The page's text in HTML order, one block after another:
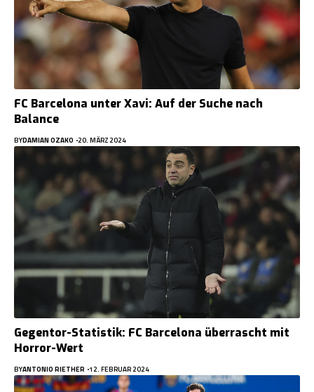
FC Barcelona unter Xavi: Auf der Suche nach
Balance
BYDAMIAN OZAKO 20. MÄRZ 2024
Gegentor-Statistik: FC Barcelona überrascht mit
Horror-Wert
BYANTONIO RIETHER 12. FEBRUAR 2024